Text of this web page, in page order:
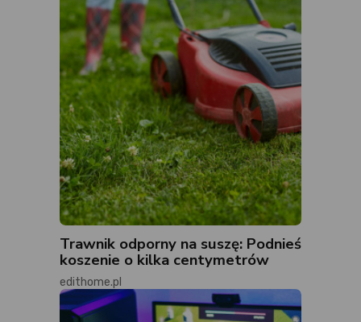
Trawnik odporny na suszę: Podnieś
koszenie o kilka centymetrów
edithome.pl